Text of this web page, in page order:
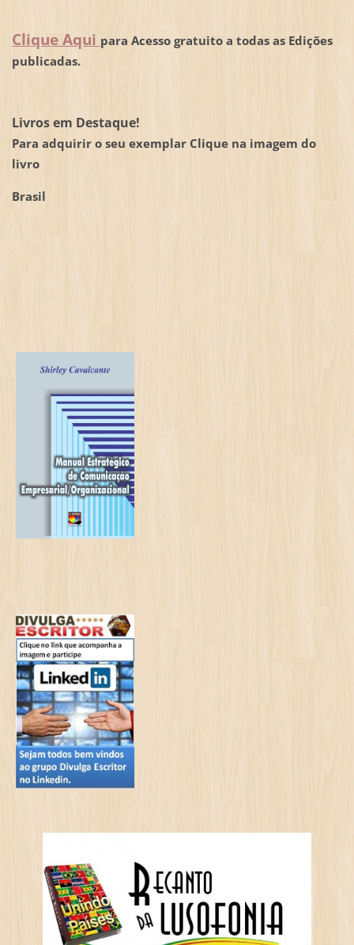
Clique Aqui para Acesso gratuito a todas as Edições
publicadas.
Livros em Destaque!
Para adquirir o seu exemplar Clique na imagem do
livro
Brasil